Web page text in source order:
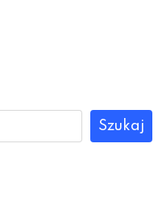
Szukaj